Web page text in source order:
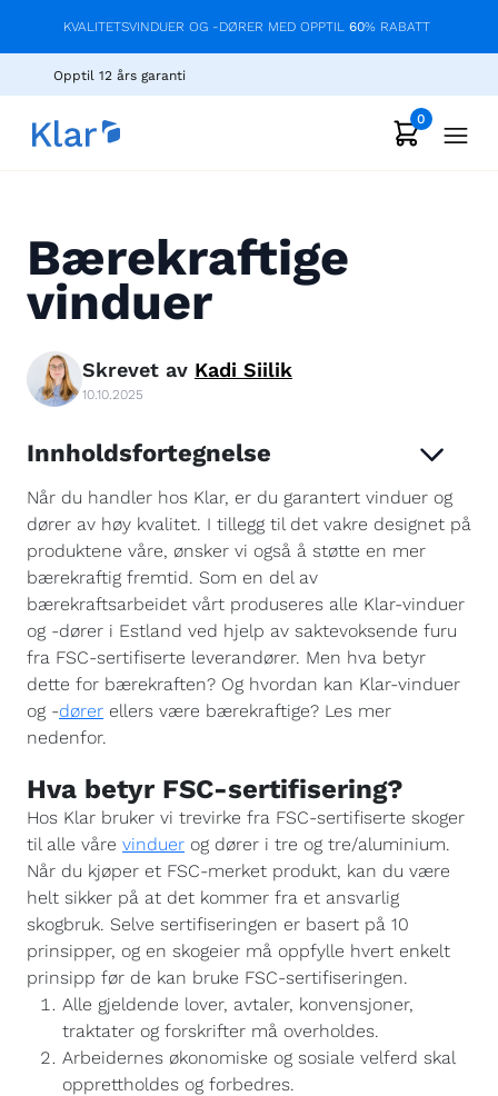
KVALITETSVINDUER OG -DØRER MED OPPTIL 60% RABATT
Opptil 12 års garanti
0
Bærekraftige
vinduer
Skrevet av Kadi Siilik
10.10.2025
Innholdsfortegnelse
Når du handler hos Klar, er du garantert vinduer og
dører av høy kvalitet. I tillegg til det vakre designet på
produktene våre, ønsker vi også å støtte en mer
bærekraftig fremtid. Som en del av
bærekraftsarbeidet vårt produseres alle Klar-vinduer
og -dører i Estland ved hjelp av saktevoksende furu
fra FSC-sertifiserte leverandører. Men hva betyr
dette for bærekraften? Og hvordan kan Klar-vinduer
og -dører ellers være bærekraftige? Les mer
nedenfor.
Hva betyr FSC-sertifisering?
Hos Klar bruker vi trevirke fra FSC-sertifiserte skoger
til alle våre vinduer og dører i tre og tre/aluminium.
Når du kjøper et FSC-merket produkt, kan du være
helt sikker på at det kommer fra et ansvarlig
skogbruk. Selve sertifiseringen er basert på 10
prinsipper, og en skogeier må oppfylle hvert enkelt
prinsipp før de kan bruke FSC-sertifiseringen.
Alle gjeldende lover, avtaler, konvensjoner,
traktater og forskrifter må overholdes.
Arbeidernes økonomiske og sosiale velferd skal
opprettholdes og forbedres.